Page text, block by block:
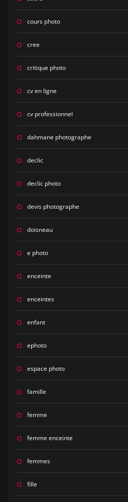
cours photo
cree
critique photo
cv en ligne
cv professionnel
dahmane photographe
declic
declic photo
devis photographe
doisneau
e photo
enceinte
enceintes
enfant
ephoto
espace photo
famille
femme
femme enceinte
femmes
fille